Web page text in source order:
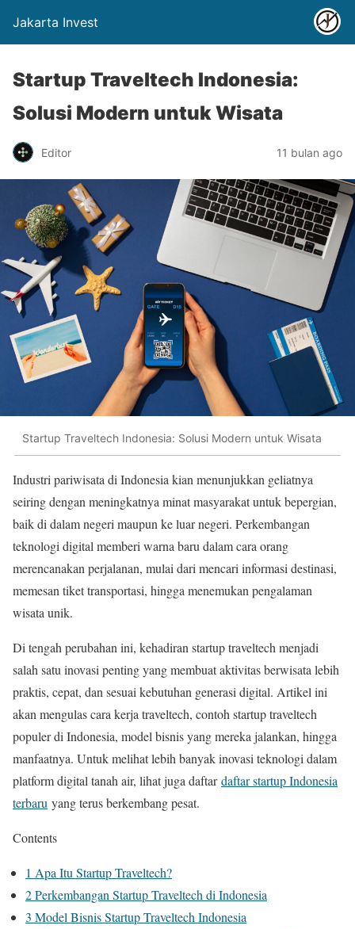
Jakarta Invest
Startup Traveltech Indonesia:
Solusi Modern untuk Wisata
Editor 11 bulan ago
Startup Traveltech Indonesia: Solusi Modern untuk Wisata
Industri pariwisata di Indonesia kian menunjukkan geliatnya
seiring dengan meningkatnya minat masyarakat untuk bepergian,
baik di dalam negeri maupun ke luar negeri. Perkembangan
teknologi digital memberi warna baru dalam cara orang
merencanakan perjalanan, mulai dari mencari informasi destinasi,
memesan tiket transportasi, hingga menemukan pengalaman
wisata unik.
Di tengah perubahan ini, kehadiran startup traveltech menjadi
salah satu inovasi penting yang membuat aktivitas berwisata lebih
praktis, cepat, dan sesuai kebutuhan generasi digital. Artikel ini
akan mengulas cara kerja traveltech, contoh startup traveltech
populer di Indonesia, model bisnis yang mereka jalankan, hingga
manfaatnya. Untuk melihat lebih banyak inovasi teknologi dalam
platform digital tanah air, lihat juga daftardaftar startup Indonesia
terbaru yang terus berkembang pesat.
Contents
1 Apa Itu Startup Traveltech?
2Perkembangan Startup Traveltech di Indonesia
3 Model Bisnis Startup Traveltech Indonesia